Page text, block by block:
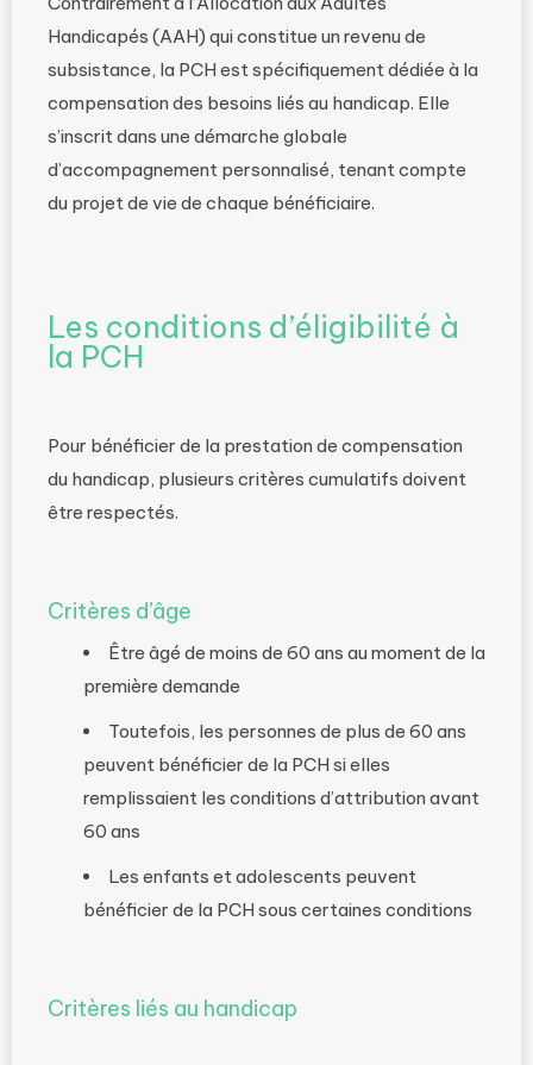
Handicapés (AAH) qui constitue un revenu de
subsistance, la PCH est spécifiquement dédiée à la
compensation des besoins liés au handicap. Elle
s’inscrit dans une démarche globale
d’accompagnement personnalisé, tenant compte
du projet de vie de chaque bénéficiaire.
Les conditions d’éligibilité à
la PCH
Pour bénéficier de la prestation de compensation
du handicap, plusieurs critères cumulatifs doivent
être respectés.
Critères d’âge
Être âgé de moins de 60 ans au moment de la
première demande
Toutefois, les personnes de plus de 60 ans
peuvent bénéficier de la PCH si elles
remplissaient les conditions d’attribution avant
60 ans
Les enfants et adolescents peuvent
bénéficier de la PCH sous certaines conditions
Critères liés au handicap